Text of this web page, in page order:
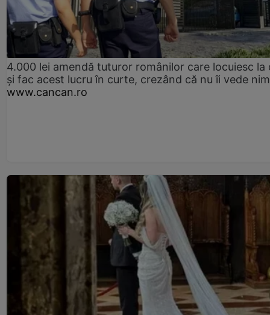
4.000 lei amendă tuturor românilor care locuiesc la
și fac acest lucru în curte, crezând că nu îi vede
www.cancan.ro